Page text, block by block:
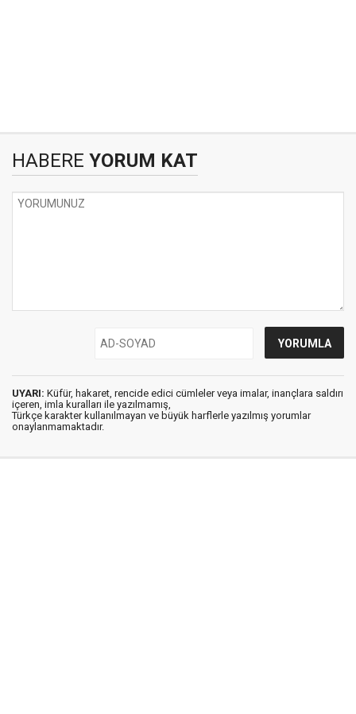
HABERE YORUM KAT
UYARI: Küfür, hakaret, rencide edici cümleler veya imalar, inançlara saldırı
içeren, imla kuralları ile yazılmamış,
Türkçe karakter kullanılmayan ve büyük harflerle yazılmış yorumlar
onaylanmamaktadır.